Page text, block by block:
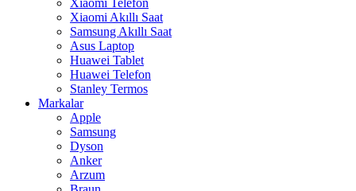
Xiaomi Telefon
Xiaomi Akıllı Saat
Samsung Akıllı Saat
Asus Laptop
Huawei Tablet
Huawei Telefon
Stanley Termos
Markalar
Apple
Samsung
Dyson
Anker
Arzum